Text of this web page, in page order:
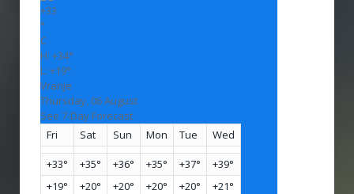
+33
°
C
H: +34°
L: +19°
Vranje
Thursday, 06 August
See 7-Day Forecast
Fri
Sat Sun Mon Tue Wed
+33° +35° +36° +35° +37° +39°
+19° +20° +20° +20° +20° +21°